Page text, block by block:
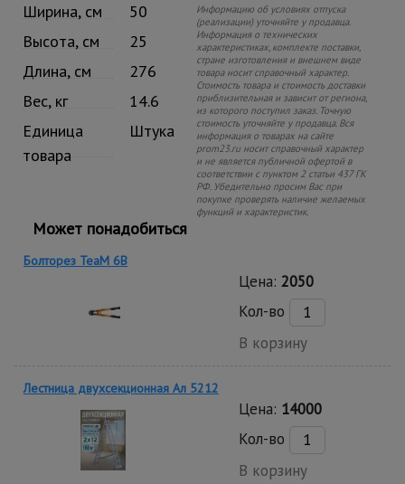
Ширина, см
50
Высота, см
25
Длина, см
276
Вес, кг
14.6
Единица
товара
Штука
Информацию об условиях отпуска
(реализации) уточняйте у продавца.
Информация о технических
характеристиках, комплекте поставки,
стране изготовления и внешнем виде
товара носит справочный характер.
Стоимость товара и стоимость доставки
приблизительная и зависит от региона,
из которого поступил заказ. Точную
стоимость уточняйте у продавца. Вся
информация о товарах на сайте
prom23.ru носит справочный характер
и не является публичной офертой в
соответствии с пунктом 2 статьи 437 ГК
РФ. Убедительно просим Вас при
покупке проверять наличие желаемых
функций и характеристик.
Может понадобиться
Болторез TeaM 6B
Цена: 2050
Кол-во
В корзину
Лестница двухсекционная Ал 5212
Цена: 14000
Кол-во
В корзину